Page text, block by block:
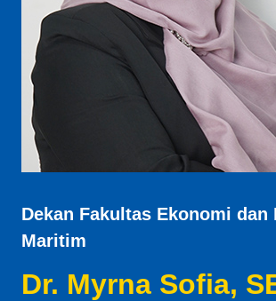
Dekan Fakultas Ekonomi dan
Maritim
Dr. Myrna Sofia,